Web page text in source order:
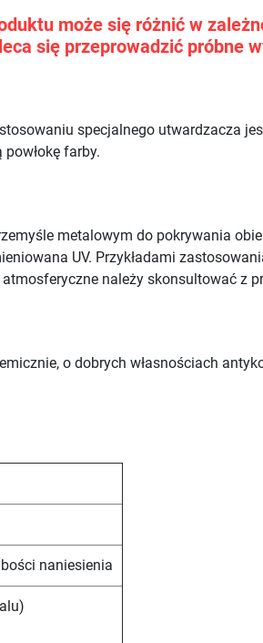
może się różnić w
się przeprowadzić próbne
specjalnego utwardzacza
farby.
metalowym do pokrywania
UV. Przykładami
należy skonsultować z
o dobrych własnościach
naniesienia